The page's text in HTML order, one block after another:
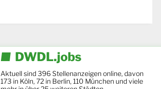
DWDL.jobs
Aktuell sind 396 Stellenanzeigen online, davon
173 in Köln, 72 in Berlin, 110 München und viele